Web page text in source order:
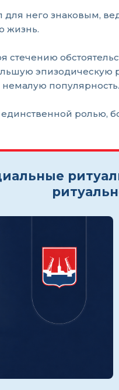
него знаковым,
жизнь.
эпизодическую
популярность.
ролью,